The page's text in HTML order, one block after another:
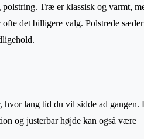
Træ er klassisk og varmt,
det billigere valg. Polstrede sæder
lang tid du vil sidde ad gangen.
og justerbar højde kan også være